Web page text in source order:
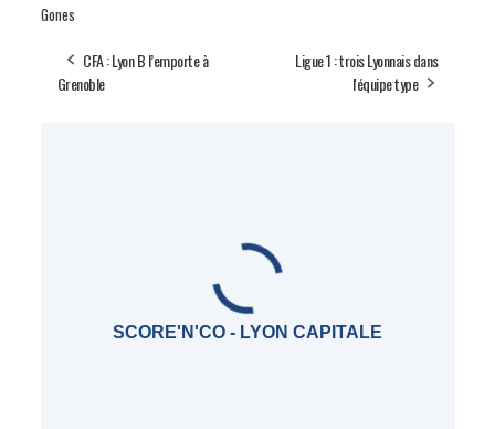
Gones
CFA : Lyon B l’emporte à
Grenoble
Ligue 1 : trois Lyonnais dans
l'équipe type
SCORE'N'CO - LYON CAPITALE